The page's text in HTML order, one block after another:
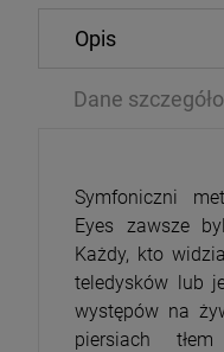
Opis
Dane
Symfoniczni
Eyes zawsze
Każdy, kto
teledysków lub
występów na
piersiach